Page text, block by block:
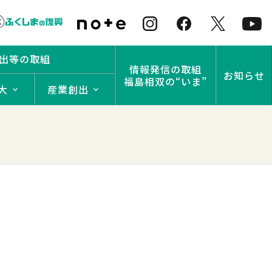
等の取組
産業創出
情報発信の取組
福島相双の“いま”
お知らせ